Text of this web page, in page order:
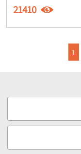
21410
1